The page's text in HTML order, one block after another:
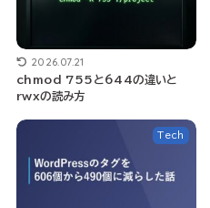
2026.07.21
chmod 755と644の違いと
rwxの読み方
Tech